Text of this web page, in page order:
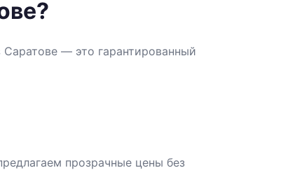
— это гарантированный
прозрачные цены без